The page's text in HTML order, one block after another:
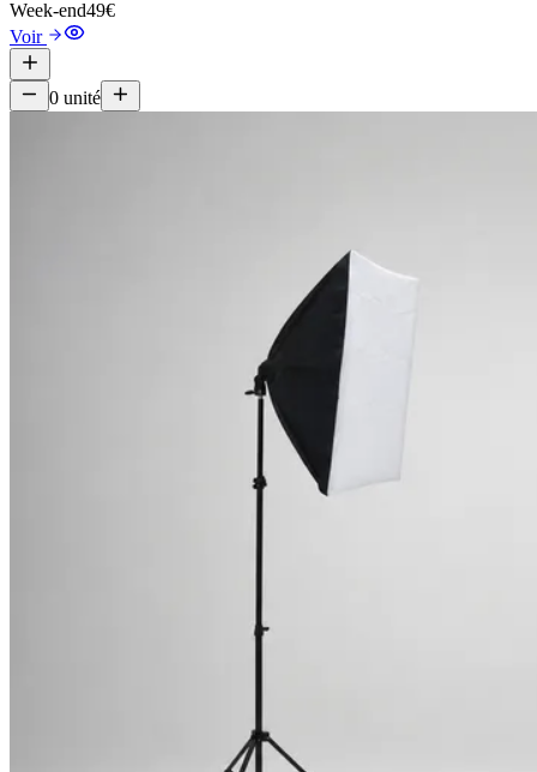
Week-end49€
Voir
0 unité